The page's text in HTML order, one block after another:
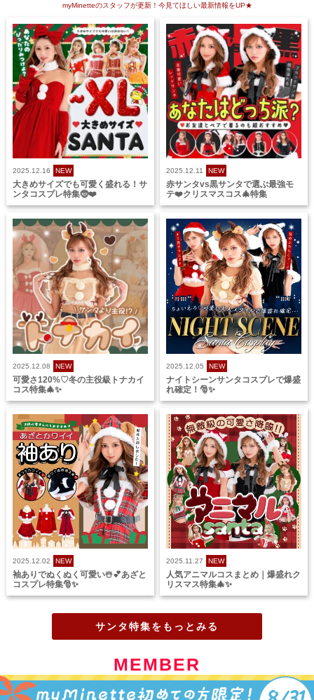
myMinetteのスタッフが更新！今見てほしい最新情報をUP★
2025.12.16 NEW
大きめサイズでも可愛く盛れる！サ
ンタコスプレ特集🤶❤️
2025.12.11 NEW
赤サンタvs黒サンタで選ぶ最強モ
テ❤️クリスマスコス🎄特集
2025.12.08 NEW
可愛さ120%♡冬の主役級トナカイ
コス特集🎄✨
2025.12.05 NEW
ナイトシーンサンタコスプレで爆盛
れ確定！🎅✨
2025.12.02 NEW
袖ありでぬくぬく可愛い☃️💕あざと
コスプレ特集🎅✨
2025.11.27 NEW
人気アニマルコスまとめ｜爆盛れク
リスマス特集🎄✨
サンタ特集をもっとみる
MEMBER